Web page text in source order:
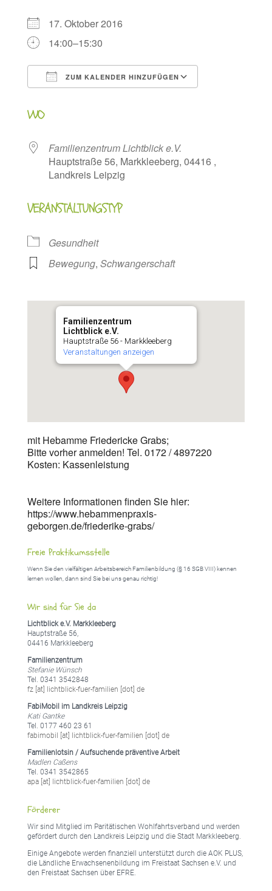
17. Oktober 2016
14:00–15:30
ZUM KALENDER HINZUFÜGEN
WO
Familienzentrum Lichtblick e.V.
Hauptstraße 56, Markkleeberg, 04416 ,
Landkreis Leipzig
VERANSTALTUNGSTYP
Gesundheit
Bewegung, Schwangerschaft
Familienzentrum
Lichtblick e.V.
Hauptstraße 56 - Markkleeberg
Veranstaltungen anzeigen
mit Hebamme Friedericke Grabs;
Bitte vorher anmelden! Tel. 0172 / 4897220
Kosten: Kassenleistung
Weitere Informationen finden Sie hier:
https://www.hebammenpraxis-
geborgen.de/friederike-grabs/
Freie Praktikumsstelle
Wenn Sie den vielfältigen Arbeitsbereich Familienbildung (§ 16 SGB VIII) kennen
lernen wollen, dann sind Sie bei uns genau richtig!
Wir sind für Sie da
Lichtblick e.V. Markkleeberg
Hauptstraße 56,
04416 Markkleeberg
Familienzentrum
Stefanie Wünsch
Tel. 0341 3542848
fz [at] lichtblick-fuer-familien [dot] de
FabiMobil im Landkreis Leipzig
Kati Gantke
Tel. 0177 460 23 61
fabimobil [at] lichtblick-fuer-familien [dot] de
Familienlotsin / Aufsuchende präventive Arbeit
Madlen Caßens
Tel. 0341 3542865
apa [at] lichtblick-fuer-familien [dot] de
Förderer
Wir sind Mitglied im Paritätischen Wohlfahrtsverband und werden
gefördert durch den Landkreis Leipzig und die Stadt Markkleeberg.
Einige Angebote werden finanziell unterstützt durch die AOK PLUS,
die Ländliche Erwachsenenbildung im Freistaat Sachsen e.V. und
den Freistaat Sachsen über EFRE.